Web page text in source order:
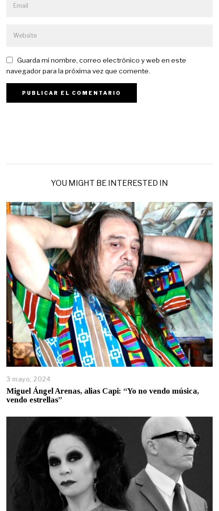
Guarda mi nombre, correo electrónico y web en este
navegador para la próxima vez que comente.
YOU MIGHT BE INTERESTED IN
3 mayo, 2024
Miguel Ángel Arenas, alias Capi: “Yo no vendo música,
vendo estrellas”